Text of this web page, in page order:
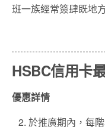
班一族經常簽肆既地
HSBC信用卡
優惠詳情
於推廣期內，每